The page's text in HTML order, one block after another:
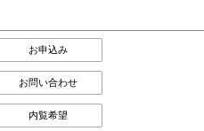
お申込み
お問い合わせ
内覧希望